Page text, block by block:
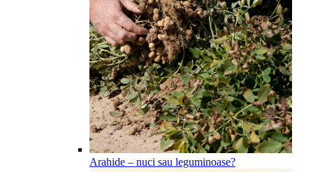
Arahide – nuci sau leguminoase?